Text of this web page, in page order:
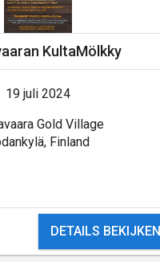
KultaMölkky
19 juli 2024
Gold Village
Finland
DETAILS BEKIJKEN